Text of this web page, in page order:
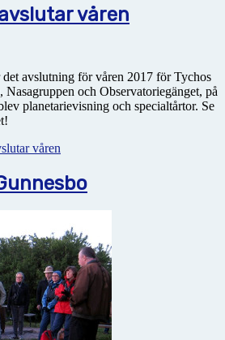
våren
avslutning för våren 2017 för Tychos
Nasagruppen och Observatoriegänget, på
planetarievisning och specialtårtor. Se
våren